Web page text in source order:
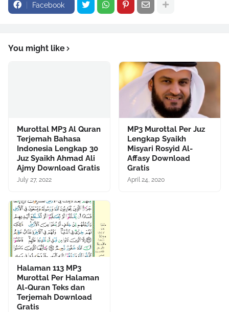
Facebook
You might like
Murottal MP3 Al Quran
Terjemah Bahasa
Indonesia Lengkap 30
Juz Syaikh Ahmad Ali
Ajmy Download Gratis
July 27, 2022
MP3 Murottal Per Juz
Lengkap Syaikh
Misyari Rosyid Al-
Affasy Download
Gratis
April 24, 2020
Halaman 113 MP3
Murottal Per Halaman
Al-Quran Teks dan
Terjemah Download
Gratis